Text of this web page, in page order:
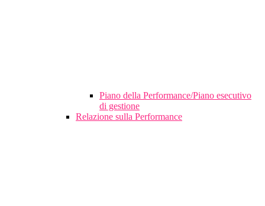
Piano della Performance/Piano esecutivo
di gestione
Relazione sulla Performance